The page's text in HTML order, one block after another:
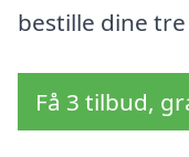
bestille dine
Få 3 tilbud,